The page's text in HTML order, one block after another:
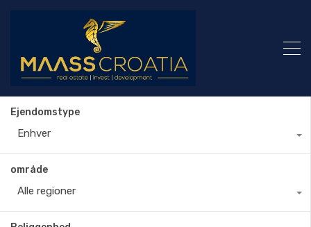
Ejendomstype
Enhver
område
Alle regioner